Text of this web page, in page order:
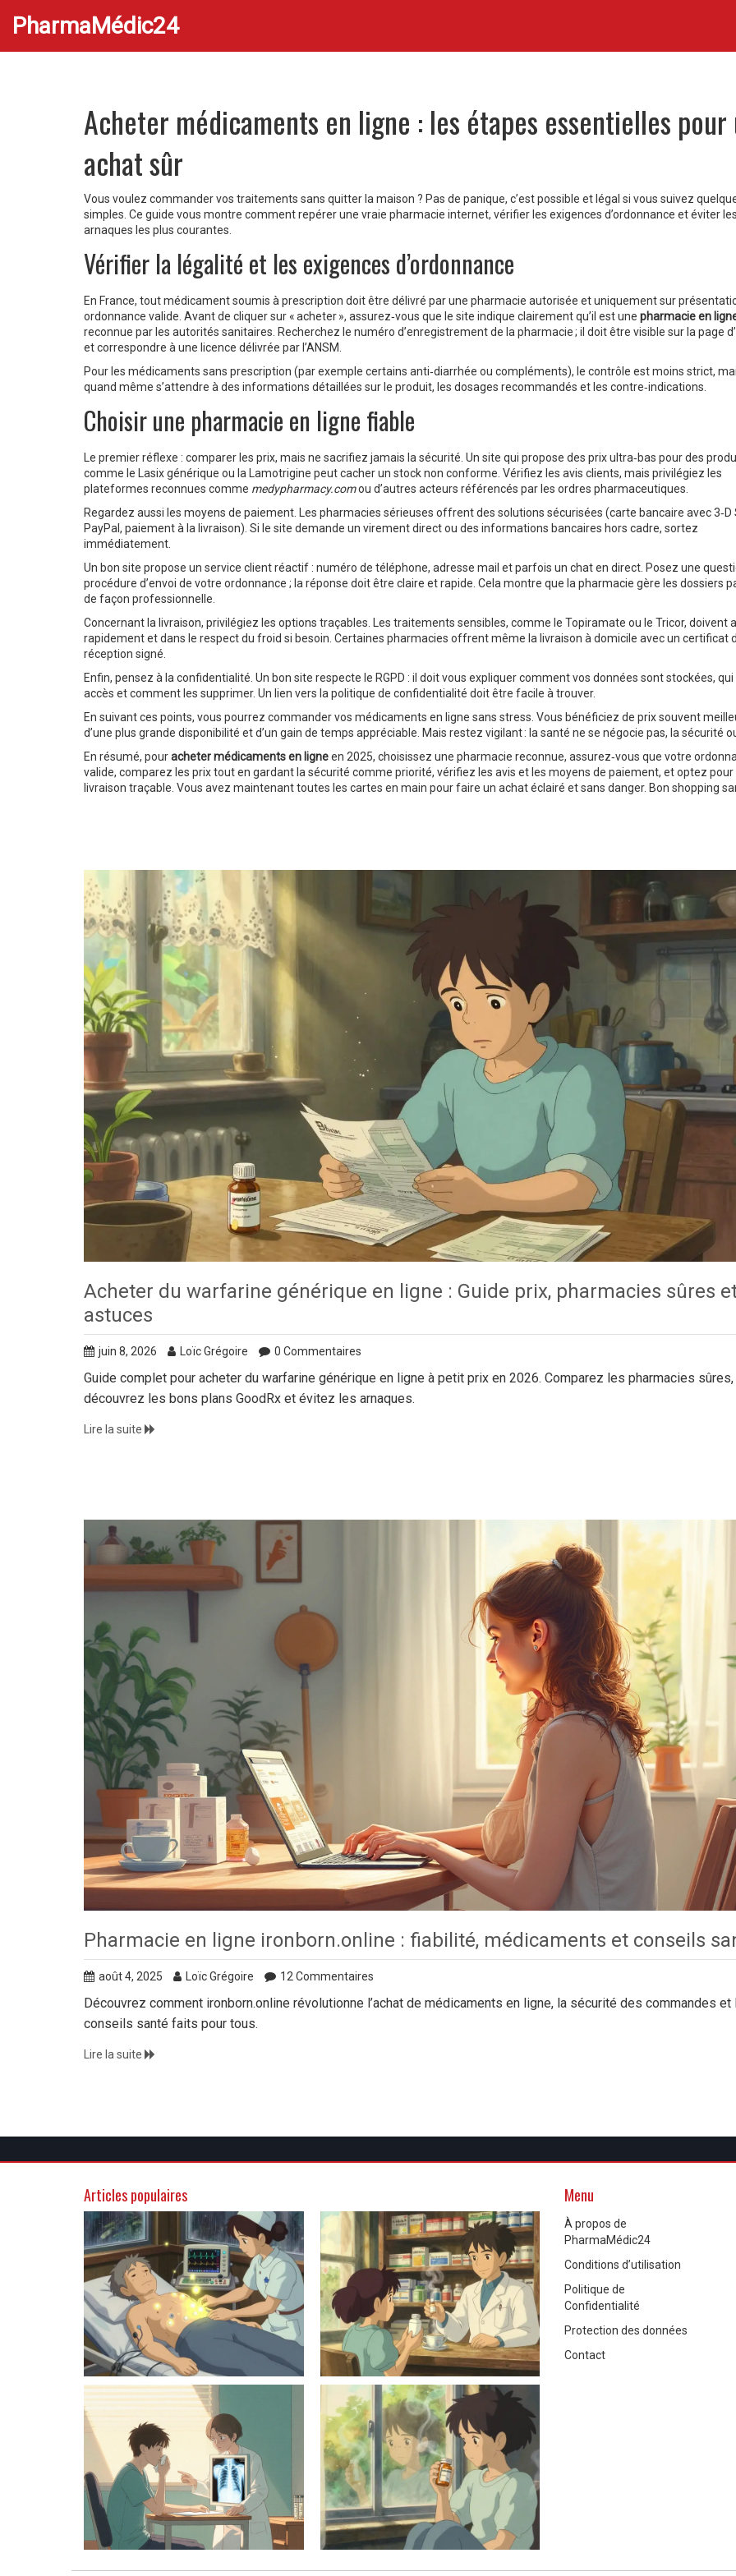
PharmaMédic24
Acheter médicaments en ligne : les étapes essentielles pour
achat sûr
Vous voulez commander vos traitements sans quitter la maison ? Pas de panique, c’est possible et légal si vous suivez
simples. Ce guide vous montre comment repérer une vraie pharmacie internet, vérifier les exigences d’ordonnance et éviter
arnaques les plus courantes.
Vérifier la légalité et les exigences d’ordonnance
En France, tout médicament soumis à prescription doit être délivré par une pharmacie autorisée et uniquement sur
ordonnance valide. Avant de cliquer sur « acheter », assurez‑vous que le site indique clairement qu’il est une pharmacie en
reconnue par les autorités sanitaires. Recherchez le numéro d’enregistrement de la pharmacie ; il doit être visible sur la page
et correspondre à une licence délivrée par l’ANSM.
Pour les médicaments sans prescription (par exemple certains anti‑diarrhée ou compléments), le contrôle est moins strict,
quand même s’attendre à des informations détaillées sur le produit, les dosages recommandés et les contre‑indications.
Choisir une pharmacie en ligne fiable
Le premier réflexe : comparer les prix, mais ne sacrifiez jamais la sécurité. Un site qui propose des prix ultra‑bas pour des
comme le Lasix générique ou la Lamotrigine peut cacher un stock non conforme. Vérifiez les avis clients, mais privilégiez les
plateformes reconnues comme medypharmacy.comou d’autres acteurs référencés par les ordres pharmaceutiques.
Regardez aussi les moyens de paiement. Les pharmacies sérieuses offrent des solutions sécurisées (carte bancaire avec 3‑D
PayPal, paiement à la livraison). Si le site demande un virement direct ou des informations bancaires hors cadre, sortez
immédiatement.
Un bon site propose un service client réactif : numéro de téléphone, adresse mail et parfois un chat en direct. Posez une
procédure d’envoi de votre ordonnance ; la réponse doit être claire et rapide. Cela montre que la pharmacie gère les dossiers
de façon professionnelle.
Concernant la livraison, privilégiez les options traçables. Les traitements sensibles, comme le Topiramate ou le Tricor, doivent
rapidement et dans le respect du froid si besoin. Certaines pharmacies offrent même la livraison à domicile avec un certificat
réception signé.
Enfin, pensez à la confidentialité. Un bon site respecte le RGPD : il doit vous expliquer comment vos données sont stockées, qui
accès et comment les supprimer. Un lien vers la politique de confidentialité doit être facile à trouver.
En suivant ces points, vous pourrez commander vos médicaments en ligne sans stress. Vous bénéficiez de prix souvent
d’une plus grande disponibilité et d’un gain de temps appréciable. Mais restez vigilant : la santé ne se négocie pas, la sécurité
En résumé, pouracheter médicaments en ligneen 2025, choisissez une pharmacie reconnue, assurez‑vous que votre
valide, comparez les prix tout en gardant la sécurité comme priorité, vérifiez les avis et les moyens de paiement, et optez pour
livraison traçable. Vous avez maintenant toutes les cartes en main pour faire un achat éclairé et sans danger. Bon shopping
Acheter du warfarine générique en ligne : Guide prix, pharmacies sûres
astuces
juin 8, 2026 Loïc Grégoire 0 Commentaires
Guide complet pour acheter du warfarine générique en ligne à petit prix en 2026. Comparez les pharmacies sûres,
découvrez les bons plans GoodRx et évitez les arnaques.
Lire la suite
Pharmacie en ligne ironborn.online : fiabilité, médicaments et conseils
août 4, 2025 Loïc Grégoire 12 Commentaires
Découvrez comment ironborn.online révolutionne l’achat de médicaments en ligne, la sécurité des commandes et
conseils santé faits pour tous.
Lire la suite
Articles populaires Menu
À propos de
PharmaMédic24
Conditions d’utilisation
Politique de
Confidentialité
Protection des données
Contact